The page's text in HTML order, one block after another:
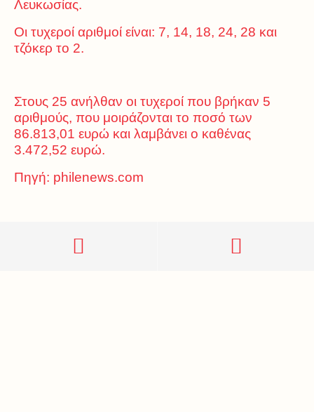
Λευκωσίας.
Οι τυχεροί αριθμοί είναι: 7, 14, 18, 24, 28 και
τζόκερ το 2.
Στους 25 ανήλθαν οι τυχεροί που βρήκαν 5
αριθμούς, που μοιράζονται το ποσό των
86.813,01 ευρώ και λαμβάνει ο καθένας
3.472,52 ευρώ.
Πηγή: philenews.com